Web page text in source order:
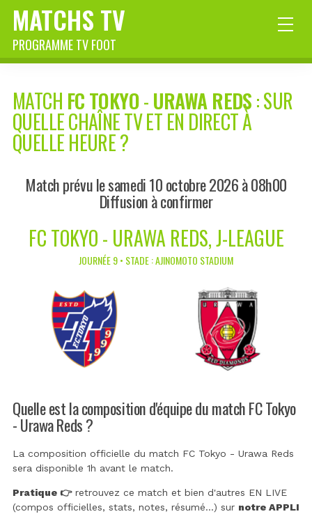
MATCHS TV
PROGRAMME TV FOOT
MATCH FC TOKYO-URAWA REDS: SUR
QUELLE CHAÎNE TV ET EN DIRECT À
QUELLE HEURE ?
Match prévu le samedi 10 octobre 2026 à 08h00
Diffusion à confirmer
FC TOKYO - URAWA REDS, J-LEAGUE
JOURNÉE 9 • STADE : AJINOMOTO STADIUM
Quelle est la composition d'équipe du match FC Tokyo
- Urawa Reds ?
La composition officielle du match FC Tokyo - Urawa Reds
sera disponible 1h avant le match.
Pratique 👉retrouvez ce match et bien d'autres EN LIVE
(compos officielles, stats, notes, résumé...) sur notre APPLI